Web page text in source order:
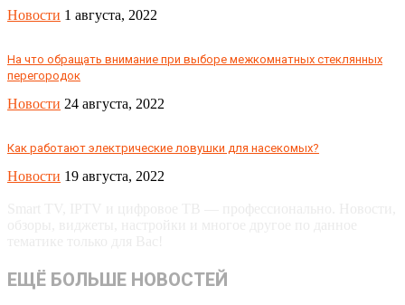
Новости 1 августа, 2022
На что обращать внимание при выборе межкомнатных стеклянных
перегородок
Новости 24 августа, 2022
Как работают электрические ловушки для насекомых?
Новости 19 августа, 2022
ЕЩЁ БОЛЬШЕ НОВОСТЕЙ